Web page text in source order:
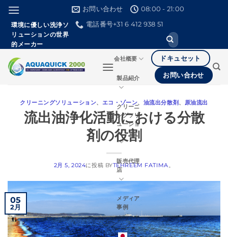
環境に優しい洗浄ソ
リューションの世界
的メーカー
お問い合わせ
08:00 - 21:00
電話番号+31 6 412 938 51
検
索
て
く
だ
会社概要
製品紹介
クリーニ
ングソリ
ューショ
ン
販売代理
店
メディア
事例
ドキュセット
お問い合わせ
クリーニングソリューション、 エコ・ゾーン、 油流出分散剤 、 原油流出
流出油浄化活動における分散
剤の役割
2月 5, 2024に投稿 BYTEHREEM FATIMA
05
2月